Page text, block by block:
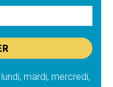
mardi, mercredi,